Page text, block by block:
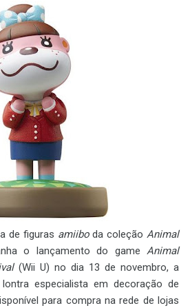
de figuras amiiboda coleçãoAnimal
o lançamento do game Animal
(Wii U) no dia 13 de novembro, a
especialista em decoração de
para compra na rede de lojas